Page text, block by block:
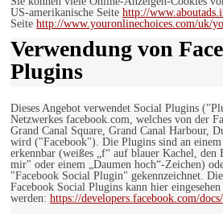
US-amerikanische Seite http://
Seite http://www.youronlinechoices.com/uk/
Verwendung von
Plugins
Dieses Angebot verwendet Social Plugins
Netzwerkes facebook.com, welches von der
Grand Canal Square, Grand Canal Harbour,
wird ("Facebook"). Die Plugins sind an
erkennbar (weißes „f“ auf blauer Kachel,
mir" oder einem „Daumen hoch“-Zeichen)
"Facebook Social Plugin" gekennzeichnet.
Facebook Social Plugins kann hier eingesehen
werden: https://developers.facebook.com/